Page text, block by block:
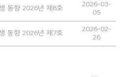
동향 2026년 제8호
2026-03-
05
동향 2026년 제7호
2026-02-
26